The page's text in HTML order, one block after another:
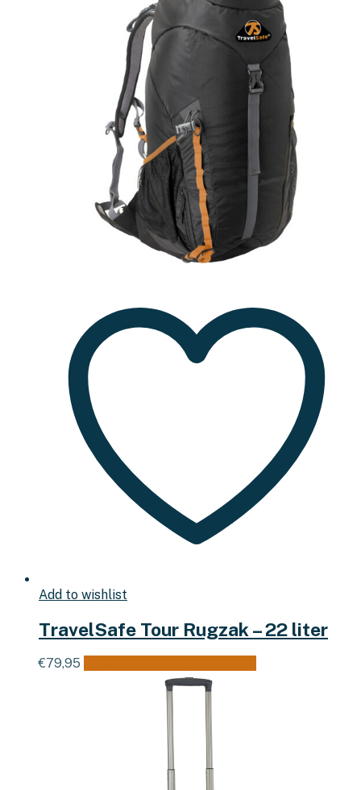
Add to wishlist
TravelSafe Tour Rugzak – 22 liter
€79,95